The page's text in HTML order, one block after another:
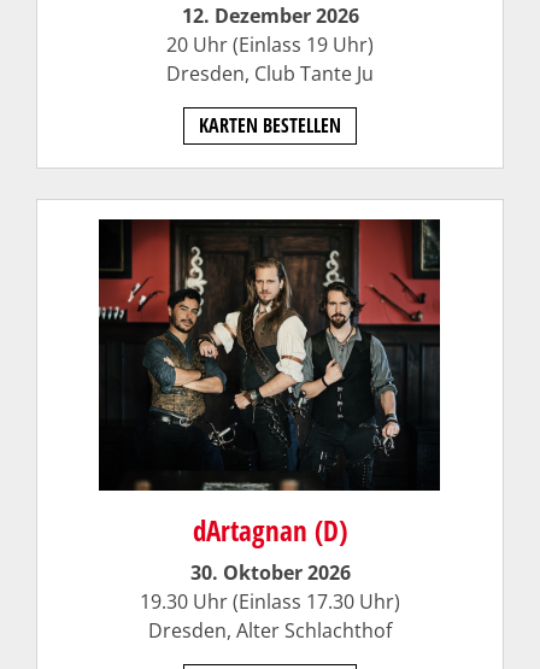
12. Dezember 2026
20 Uhr (Einlass 19 Uhr)
Dresden, Club Tante Ju
KARTEN BESTELLEN
dArtagnan (D)
30. Oktober 2026
19.30 Uhr (Einlass 17.30 Uhr)
Dresden, Alter Schlachthof